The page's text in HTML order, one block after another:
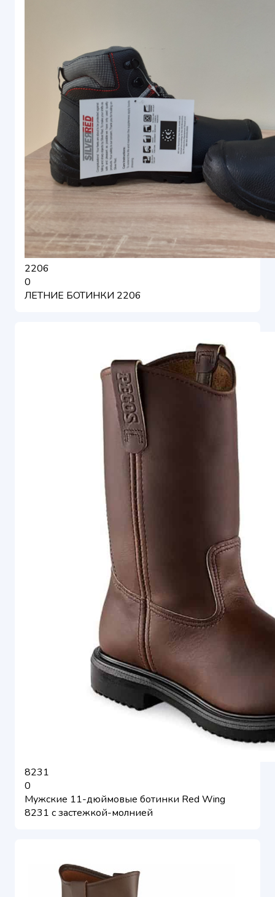
2206
0
ЛЕТНИЕ БОТИНКИ 2206
8231
0
Мужские 11-дюймовые ботинки Red Wing
8231 с застежкой-молнией